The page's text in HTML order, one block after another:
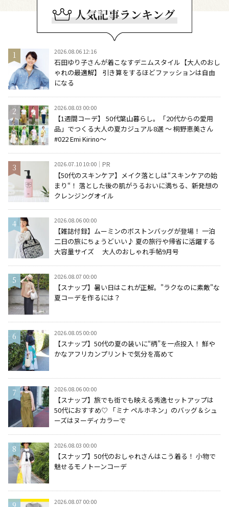
2026.08.06 12:16
石田ゆり子さんが着こなすデニムスタイル【大人のおし
ゃれの最適解】 引き算をするほどファッションは自由
になる
2026.08.03 00:00
【1週間コーデ】 50代葉山暮らし。「20代からの愛用
品」でつくる大人の夏カジュアル8選 ～ 桐野恵美さん
#022 Emi Kirino～
2026.07.10 10:00 PR
【50代のスキンケア】メイク落としは“スキンケアの始
まり“！ 落とした後の肌がうるおいに満ちる、新発想の
クレンジングオイル
2026.08.06 00:00
【雑誌付録】ムーミンのボストンバッグが登場！ 一泊
二日の旅にちょうどいい♪ 夏の旅行や帰省に活躍する
大容量サイズ 大人のおしゃれ手帖9月号
2026.08.07 00:00
【スナップ】暑い日はこれが正解。"ラクなのに素敵"な
夏コーデを作るには？
2026.08.05 00:00
【スナップ】50代の夏の装いに“柄”を一点投入！ 鮮や
かなアフリカンプリントで気分を高めて
2026.08.06 00:00
【スナップ】旅でも街でも映える秀逸セットアップは
50代におすすめ♡ 「ミナ ペルホネン」のバッグ＆シュ
ーズはヌーディカラーで
2026.08.03 00:00
【スナップ】50代のおしゃれさんはこう着る！ 小物で
魅せるモノトーンコーデ
2026.08.07 00:00